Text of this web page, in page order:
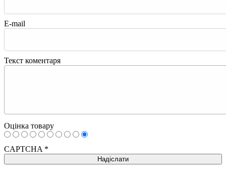
E-mail
Текст коментаря
Оцінка товару
CAPTCHA *